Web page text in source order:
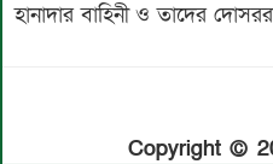
হানাদার বাহিনী ও তাদের
Copyright ©